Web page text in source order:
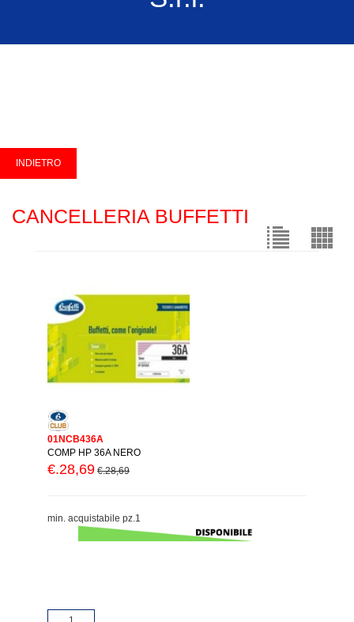
CANCELLERIA BUFFETTI
01NCB436A
COMP HP 36A NERO
€.28,69 €.28,69
min. acquistabile pz.1